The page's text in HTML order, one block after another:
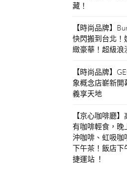
藏！
【時尚品牌】
快閃搬到台北！
緻豪華！超級浪
【時尚品牌】
象概念店嶄新開
義享天地
【京心咖啡廳
有咖啡輕食，晚
沖咖啡、虹吸咖
下午茶！飯店下
捷運站 ！